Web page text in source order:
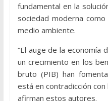
fundamental en la
sociedad moderna
medio ambiente.
“El auge de la economía
un crecimiento en los
bruto (PIB) han
está en contradicción con
afirman estos autores.